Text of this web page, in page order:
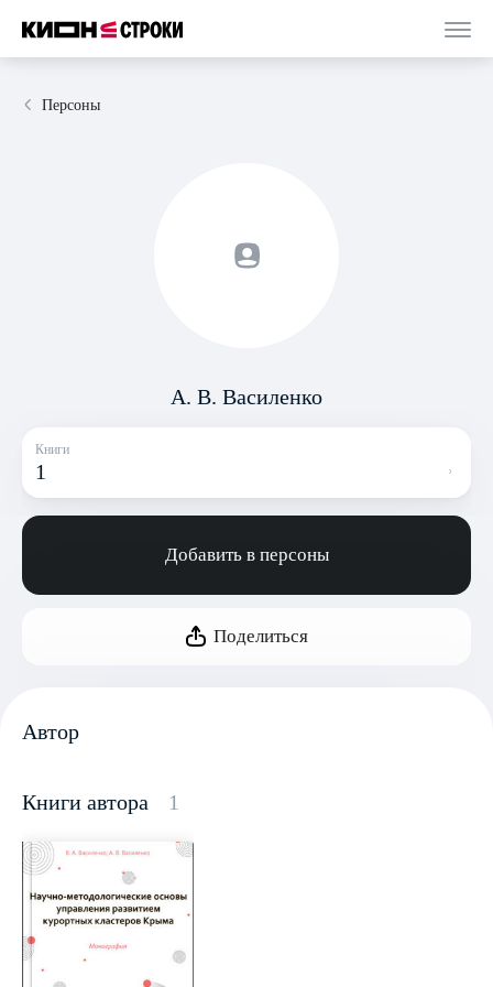
Персоны
А. В. Василенко
Книги
1
Добавить в персоны
Поделиться
Автор
Книги автора 1